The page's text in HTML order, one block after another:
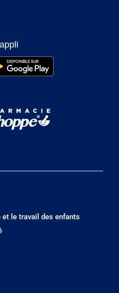
le travail des enfants